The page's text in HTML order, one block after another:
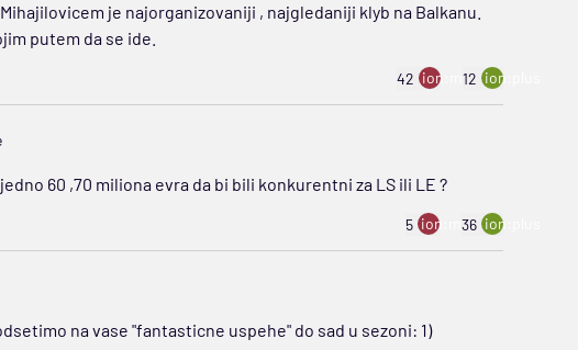
je najorganizovaniji , najgledaniji klyb na Balkanu.
putem da se ide.
42 ion:minus
12 ion:plus
60 ,70 miliona evra da bi bili konkurentni za LS ili LE ?
5 ion:minus
36 ion:plus
na vase "fantasticne uspehe" do sad u sezoni: 1)